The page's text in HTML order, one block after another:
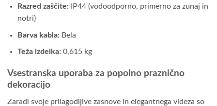
Razred zaščite:IP44 (vodoodporno, primerno za zunaj in
notri)
Barva kabla:Bela
Teža izdelka:0,615 kg
Vsestranska uporaba za popolno praznično
dekoracijo
Zaradi svoje prilagodljive zasnove in elegantnega videza so